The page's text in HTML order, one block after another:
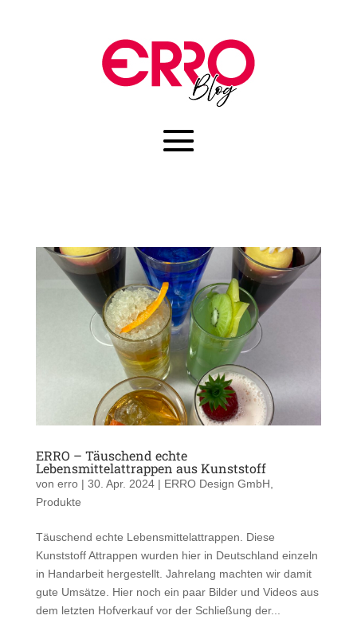
ERRO – Täuschend echte
Lebensmittelattrappen aus Kunststoff
von erro| 30. Apr. 2024| ERRO Design GmbH
Produkte
Täuschend echte Lebensmittelattrappen. Diese
Kunststoff Attrappen wurden hier in Deutschland einzeln
in Handarbeit hergestellt. Jahrelang machten wir damit
gute Umsätze. Hier noch ein paar Bilder und Videos aus
dem letzten Hofverkauf vor der Schließung der...